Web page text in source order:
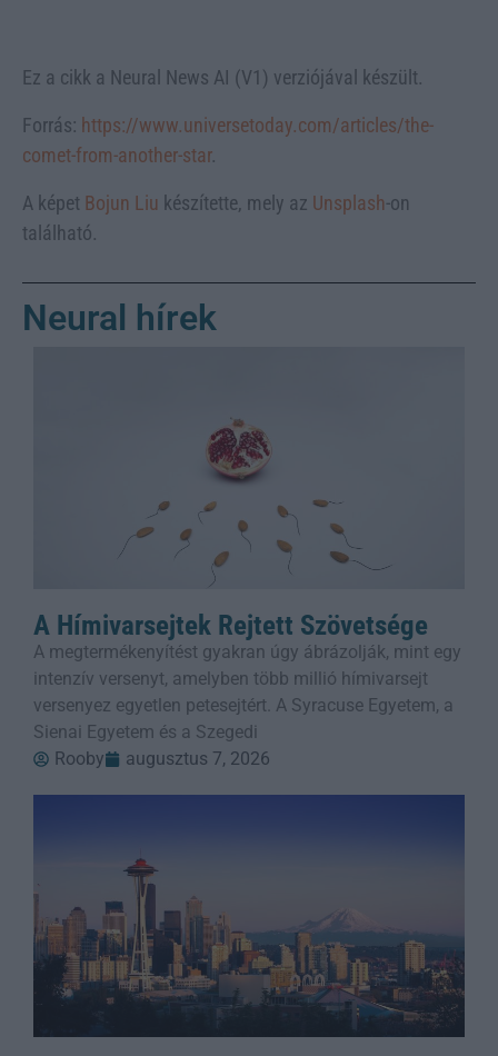
Ez a cikk a Neural News AI (V1) verziójával készült.
Forrás: https://www.universetoday.com/articles/the-
comet-from-another-star.
A képet Bojun Liu készítette, mely az Unsplash-on
található.
Neural hírek
A Hímivarsejtek Rejtett Szövetsége
A megtermékenyítést gyakran úgy ábrázolják, mint egy
intenzív versenyt, amelyben több millió hímivarsejt
versenyez egyetlen petesejtért. A Syracuse Egyetem, a
Sienai Egyetem és a Szegedi
Rooby
augusztus 7, 2026